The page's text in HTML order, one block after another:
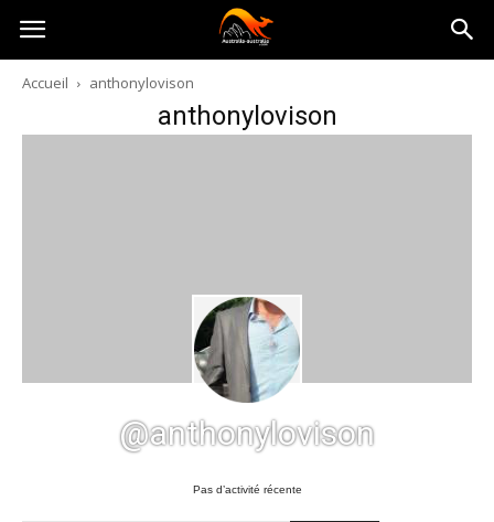
Australia-
australie.com
Accueil anthonylovison
anthonylovison
@anthonylovison
Pas d’activité récente